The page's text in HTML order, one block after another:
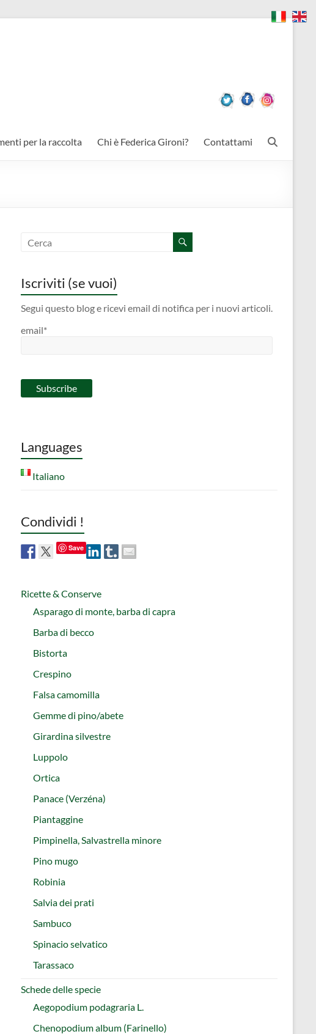
per la raccolta Chi è Federica Gironi? Contattami
Iscriviti (se vuoi)
Segui questo blog e ricevi email di notifica per i nuovi articoli.
email*
Languages
Italiano
Condividi !
Save
Ricette & Conserve
Asparago di monte, barba di capra
Barba di becco
Bistorta
Crespino
Falsa camomilla
Gemme di pino/abete
Girardina silvestre
Luppolo
Ortica
Panace (Verzéna)
Piantaggine
Pimpinella, Salvastrella minore
Pino mugo
Robinia
Salvia dei prati
Sambuco
Spinacio selvatico
Tarassaco
Schede delle specie
Aegopodium podagraria L.
Chenopodium album (Farinello)